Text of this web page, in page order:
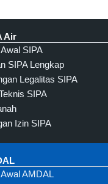
Air
SIPA
SIPA Lengkap
Legalitas SIPA
SIPA
Izin SIPA
AMDAL